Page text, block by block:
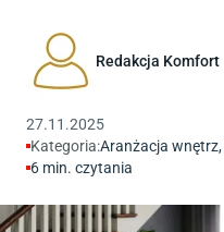
Redakcja Komfort
27.11.2025
Kategoria:Aranżacja wnętrz,
6 min. czytania